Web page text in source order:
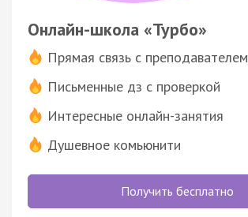
Онлайн-школа «Турбо»
Прямая связь с преподавателем
Письменные дз с проверкой
Интересные онлайн-занятия
Душевное комьюнити
Получить бесплатно